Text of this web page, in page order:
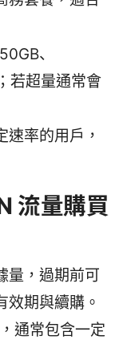
、
若超量通常會
速率的用戶，
流量購買
量，過期前可
效期與續購。
通常包含一定